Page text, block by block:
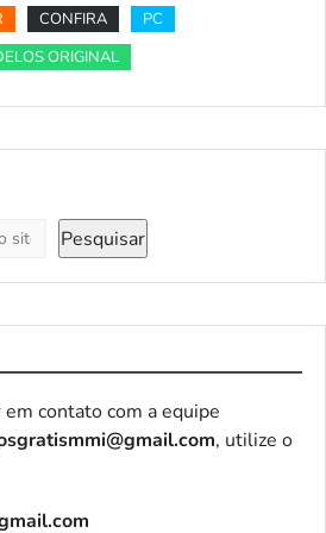
CONFIRA
PC
ORIGINAL
Pesquisar
contato com a equipe
, utilize o